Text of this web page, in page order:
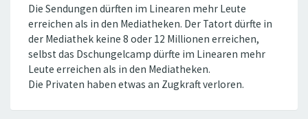
Die Sendungen dürften im Linearen mehr Leute
erreichen als in den Mediatheken. Der Tatort dürfte in
der Mediathek keine 8 oder 12 Millionen erreichen,
selbst das Dschungelcamp dürfte im Linearen mehr
Leute erreichen als in den Mediatheken.
Die Privaten haben etwas an Zugkraft verloren.